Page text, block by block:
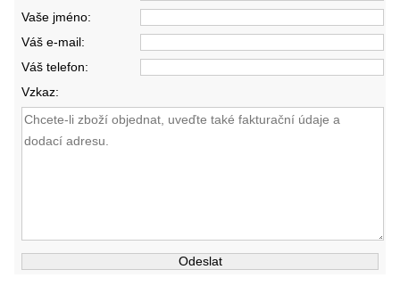
Vaše jméno:
Váš e-mail:
Váš telefon:
Vzkaz: